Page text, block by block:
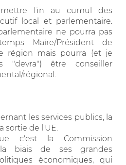
fin au cumul des
local et parlementaire.
ne pourra pas
Maire/Président de
région mais pourra (et je
"devra") être conseiller
régional.
les services publics, la
sortie de l'UE.
c'est la Commission
biais de ses grandes
économiques, qui